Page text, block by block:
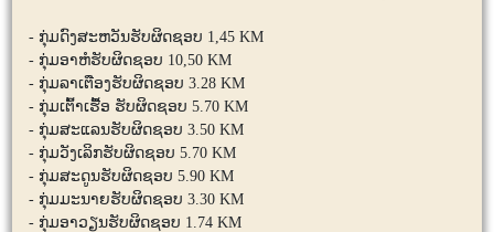
- ກຸ່ມດົງສະຫວັນຮັບຜິດຊອບ 1,45 KM
- ກຸ່ມອາຫໍຮັບຜິດຊອບ 10,50 KM
- ກຸ່ມລາເຕືອງຮັບຜິດຊອບ 3.28 KM
- ກຸ່ມເຕົ້າເຮື້ອ ຮັບຜິດຊອບ 5.70 KM
- ກຸ່ມສະແລນຮັບຜິດຊອບ 3.50 KM
- ກຸ່ມວັງເລິກຮັບຜິດຊອບ 5.70 KM
- ກຸ່ມສະດູນຮັບຜິດຊອບ 5.90 KM
- ກຸ່ມມະນາຍຮັບຜິດຊອບ 3.30 KM
- ກຸ່ມອາວຽນຮັບຜິດຊອບ 1.74 KM